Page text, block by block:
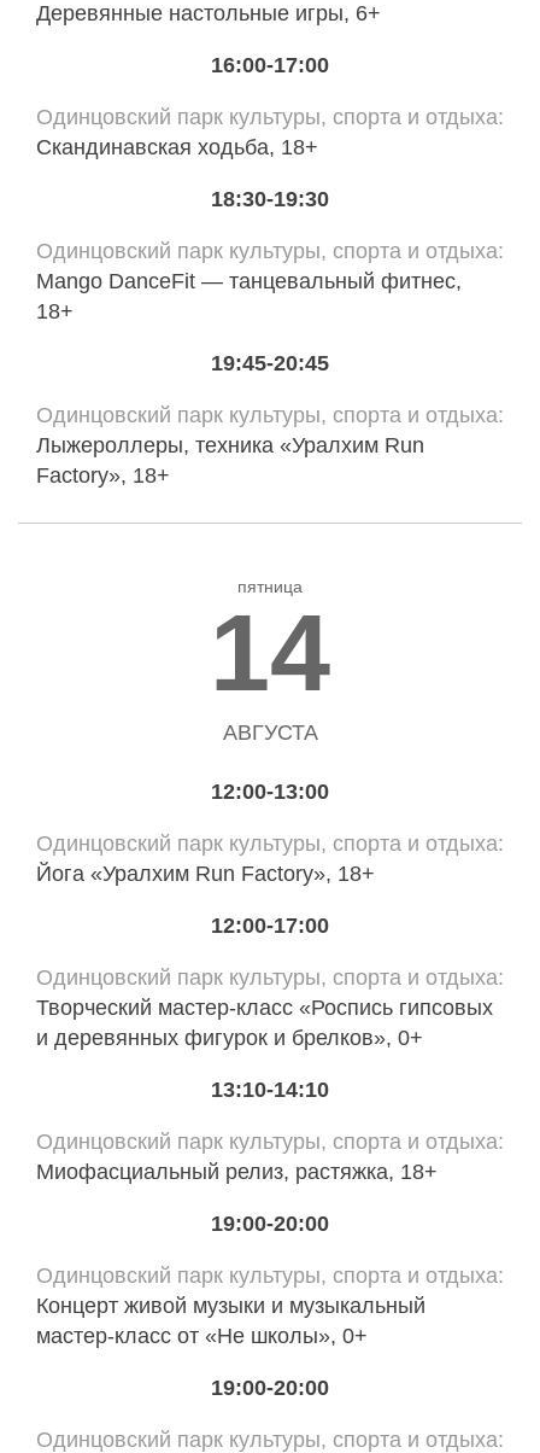
Деревянные настольные игры, 6+
16:00-17:00
Одинцовский парк культуры, спорта и отдыха
Скандинавская ходьба, 18+
18:30-19:30
Одинцовский парк культуры, спорта и отдыха
Mango DanceFit — танцевальный фитнес,
18+
19:45-20:45
Одинцовский парк культуры, спорта и отдыха
Лыжероллеры, техника «Уралхим Run
Factory», 18+
пятница
14
АВГУСТА
12:00-13:00
Одинцовский парк культуры, спорта и отдыха
Йога «Уралхим Run Factory», 18+
12:00-17:00
Одинцовский парк культуры, спорта и отдыха
Творческий мастер-класс «Роспись гипсовых
и деревянных фигурок и брелков», 0+
13:10-14:10
Одинцовский парк культуры, спорта и отдыха
Миофасциальный релиз, растяжка, 18+
19:00-20:00
Одинцовский парк культуры, спорта и отдыха
Концерт живой музыки и музыкальный
мастер-класс от «Не школы», 0+
19:00-20:00
Одинцовский парк культуры, спорта и отдыха